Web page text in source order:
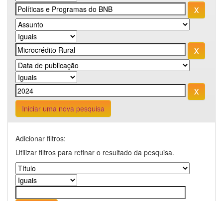
Iniciar uma nova pesquisa
Adicionar filtros:
Utilizar filtros para refinar o resultado da pesquisa.